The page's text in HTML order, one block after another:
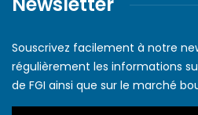
Souscrivez facilement à notre
régulièrement les informations
de FGI ainsi que sur le marché